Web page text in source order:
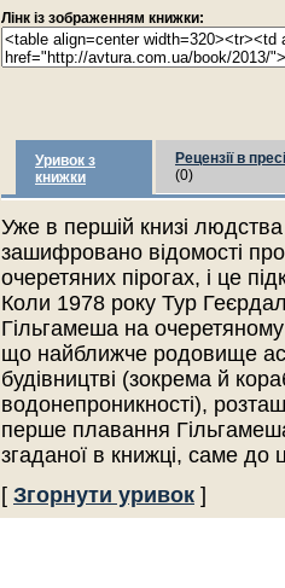
Лінк із зображенням книжки:
Уривок з
книжки
Рецензії в пресі
(0)
Уже в першій книзі
зашифровано відомості
очеретяних пірогах, і це
Коли 1978 року Тур
Гільгамеша на очеретяному
що найближче родовище
будівництві (зокрема й
водонепроникності),
перше плавання
згаданої в книжці, саме до
[ Згорнути уривок ]